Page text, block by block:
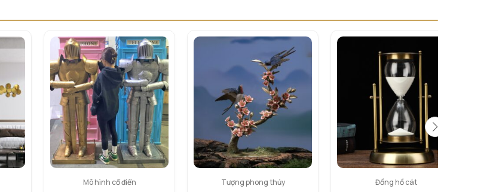
Mô hình cổ điển Tượng phong thủy Đồng hồ cát